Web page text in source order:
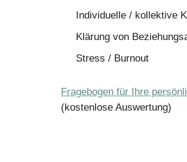
Individuelle / kollektive
Klärung von
Stress / Burnout
Fragebogen für Ihre
(kostenlose Auswertung)